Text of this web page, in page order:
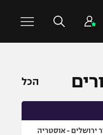
הכל
ירושלים - אוסטריה